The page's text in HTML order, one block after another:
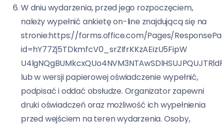
W dniu wydarzenia, przed jego rozpoczęciem,
należy wypełnić ankietę on-line znajdującą się na
stronie:https://forms.office.com/Pages/
id=hY77Zj5TDkmfcV0_srZIfrKKzAEizU5FipW
lub w wersji papierowej oświadczenie wypełnić,
podpisać i oddać obsłudze. Organizator zapewni
druki oświadczeń oraz możliwość ich wypełnienia
przed wejściem na teren wydarzenia. Osoby,